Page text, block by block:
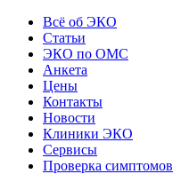
Всё об ЭКО
Статьи
ЭКО по ОМС
Анкета
Цены
Контакты
Новости
Клиники ЭКО
Сервисы
Проверка симптомов